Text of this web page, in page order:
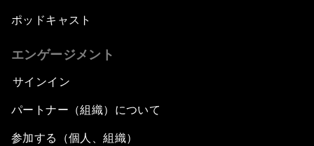
ポッドキャスト
エンゲージメント
サインイン
パートナー（組織）について
参加する（個人、組織）